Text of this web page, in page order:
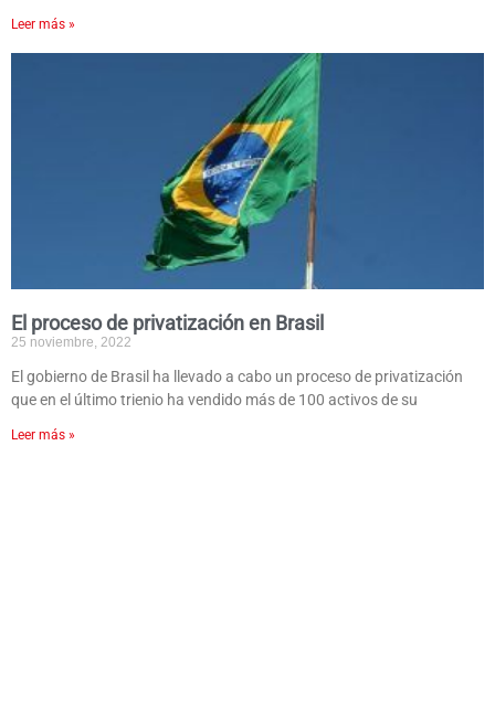
Leer más »
El proceso de privatización en Brasil
25 noviembre, 2022
El gobierno de Brasil ha llevado a cabo un proceso de privatización
que en el último trienio ha vendido más de 100 activos de su
Leer más »